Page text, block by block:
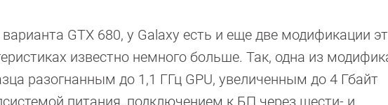
GTX 680, у Galaxy есть и еще две модификации
известно немного больше. Так, одна из
разогнанным до 1,1 ГГц GPU, увеличенным до 4 Гбайт
питания, подключением к БП через шести- и